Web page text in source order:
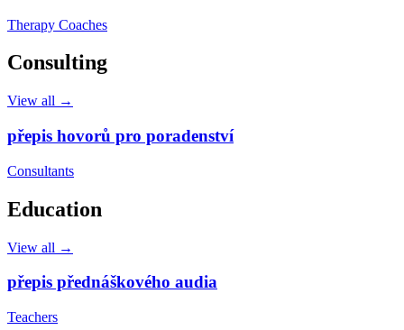
Therapy Coaches
Consulting
View all →
přepis hovorů pro poradenství
Consultants
Education
View all →
přepis přednáškového audia
Teachers